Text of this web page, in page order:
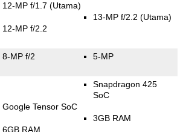
12-MP f/1.7 (Utama)
12-MP f/2.2
13-MP f/2.2 (Utama)
8-MP f/2 5-MP
Google Tensor SoC
6GB RAM
Snapdragon 425
SoC
3GB RAM